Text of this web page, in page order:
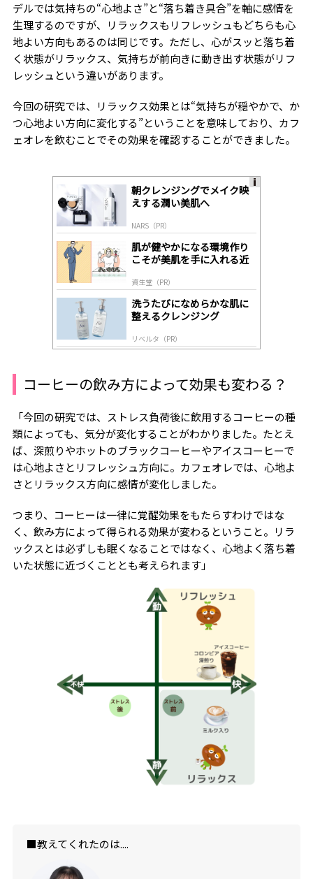
デルでは気持ちの“心地よさ”と“落ち着き具合”を軸に感情を
生理するのですが、リラックスもリフレッシュもどちらも心
地よい方向もあるのは同じです。ただし、心がスッと落ち着
く状態がリラックス、気持ちが前向きに動き出す状態がリフ
レッシュという違いがあります。
今回の研究では、リラックス効果とは“気持ちが穏やかで、か
つ心地よい方向に変化する”ということを意味しており、カフ
ェオレを飲むことでその効果を確認することができました。
朝クレンジングでメイク映
えする潤い美肌へ
NARS（PR）
肌が健やかになる環境作り
こそが美肌を手に入れる近
資生堂（PR）
洗うたびになめらかな肌に
整えるクレンジング
リベルタ（PR）
コーヒーの飲み方によって効果も変わる？
「今回の研究では、ストレス負荷後に飲用するコーヒーの種
類によっても、気分が変化することがわかりました。たとえ
ば、深煎りやホットのブラックコーヒーやアイスコーヒーで
は心地よさとリフレッシュ方向に。カフェオレでは、心地よ
さとリラックス方向に感情が変化しました。
つまり、コーヒーは一律に覚醒効果をもたらすわけではな
く、飲み方によって得られる効果が変わるということ。リラ
ックスとは必ずしも眠くなることではなく、心地よく落ち着
いた状態に近づくこととも考えられます」
■教えてくれたのは....